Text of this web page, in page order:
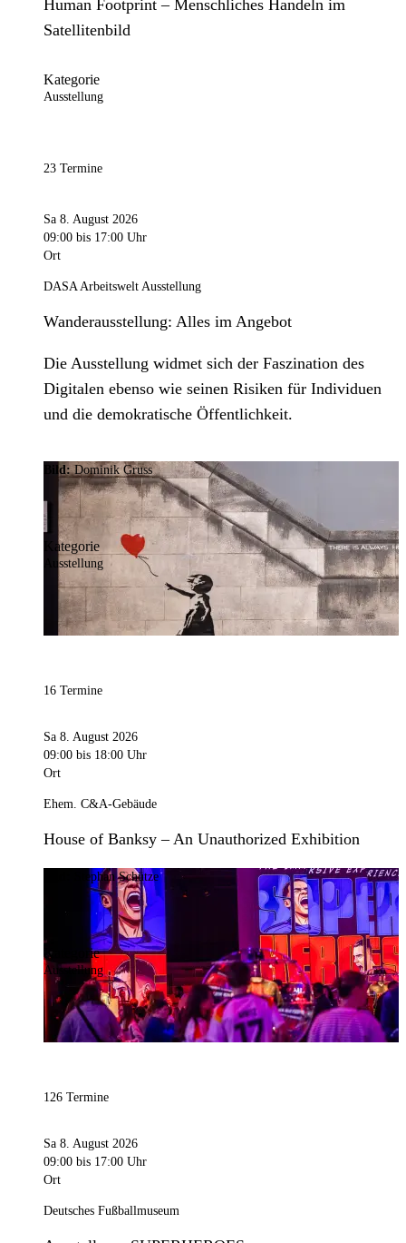
Human Footprint – Menschliches Handeln im
Satellitenbild
Kategorie
Ausstellung
23 Termine
Sa 8. August 2026
09:00 bis 17:00 Uhr
Ort
DASA Arbeitswelt Ausstellung
Wanderausstellung: Alles im Angebot
Die Ausstellung widmet sich der Faszination des
Digitalen ebenso wie seinen Risiken für Individuen
und die demokratische Öffentlichkeit.
Bild:Dominik Gruss
Kategorie
Ausstellung
16 Termine
Sa 8. August 2026
09:00 bis 18:00 Uhr
Ort
Ehem. C&A-Gebäude
House of Banksy – An Unauthorized Exhibition
Stephan Schütze
Kategorie
Ausstellung
126 Termine
Sa 8. August 2026
09:00 bis 17:00 Uhr
Ort
Deutsches Fußballmuseum